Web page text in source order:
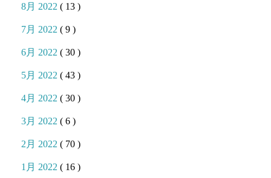
8月 2022( 13 )
7月 2022( 9 )
6月 2022( 30 )
5月 2022( 43 )
4月 2022( 30 )
3月 2022( 6 )
2月 2022( 70 )
1月 2022( 16 )